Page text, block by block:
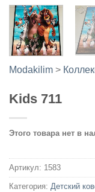
Modakilim >
Kids 711
Этого товара нет в
Артикул: 1583
Категория: Детский